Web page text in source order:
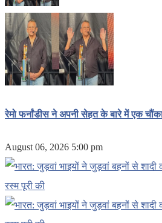
रेमो फर्नांडीस ने अपनी सेहत के बारे में एक
August 06, 2026 5:00 pm